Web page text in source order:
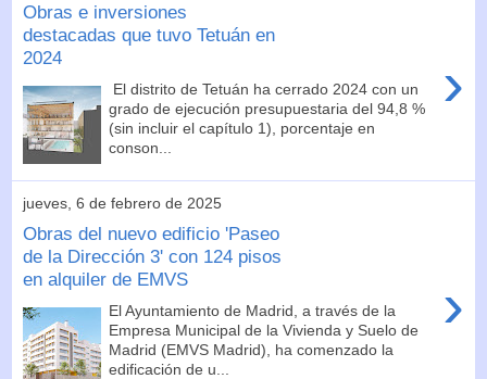
Obras e inversiones
destacadas que tuvo Tetuán en
2024
›
El distrito de Tetuán ha cerrado 2024 con un
grado de ejecución presupuestaria del 94,8 %
(sin incluir el capítulo 1), porcentaje en
conson...
jueves, 6 de febrero de 2025
Obras del nuevo edificio 'Paseo
de la Dirección 3' con 124 pisos
en alquiler de EMVS
›
El Ayuntamiento de Madrid, a través de la
Empresa Municipal de la Vivienda y Suelo de
Madrid (EMVS Madrid), ha comenzado la
edificación de u...